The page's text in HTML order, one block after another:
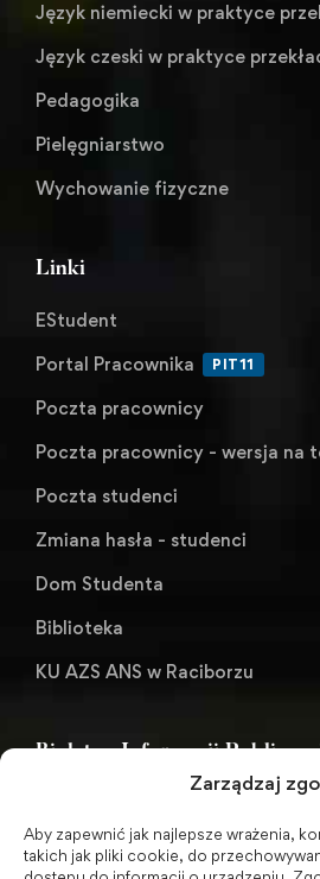
Zarządzaj
Aby zapewnić jak najlepsze wrażenia,
takich jak pliki cookie, do
Język niemiecki w praktyce
Język czeski w praktyce
Pedagogika
Pielęgniarstwo
Wychowanie fizyczne
Linki
EStudent
Portal Pracownika
PIT11
Poczta pracownicy
Poczta pracownicy - wersja na
Poczta studenci
Zmiana hasła - studenci
Dom Studenta
Biblioteka
KU AZS ANS w Raciborzu
Biuletyn Informacji
BIP - Biuletyn Informacji